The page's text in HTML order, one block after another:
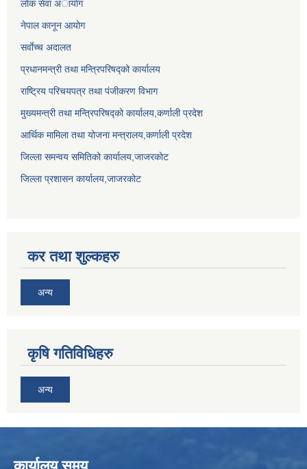
लाेक सेवा अायाेग
नेपाल कानून आयोग
सर्वाेच्च अदालत
प्रधानमन्त्री तथा मन्त्रिपरिषद्को कार्यालय
राष्ट्रिय परिचयपत्र तथा पंजीकरण विभाग
मुख्यमन्त्री तथा मन्त्रिपरिषद्को कार्यालय,कर्णाली प्रदेश
आर्थिक मामिला तथा योजना मन्त्रालय,कर्णाली प्रदेश
जिल्ला समन्वय समितिको कार्यालय,जाजरकाेट
जिल्ला प्रशासन कार्यालय,जाजरकोट
कर तथा शुल्कहरु
अन्य
कृषि गतिविधिहरु
अन्य